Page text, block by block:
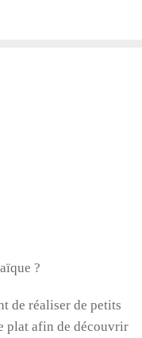
?
de réaliser de petits
plat afin de découvrir